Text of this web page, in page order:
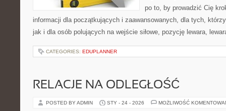
po to, by prowadzić Cię
informacji dla początkujących i zaawansowanych, dla tych,
jak i dla osób polujących na wejście siłowe, pozycję lewara,
CATEGORIES: EDUPLANNER
RELACJE NA ODLEGŁOŚĆ
POSTED BY ADMIN STY - 24 - 2026 MOŻLIWOŚĆ